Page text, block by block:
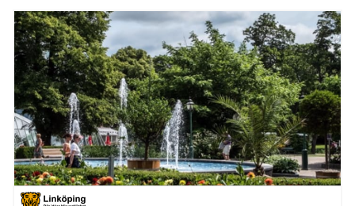
en längtan efter något man längtar tillbaka till. Till en
begripligare och mer lätthanterlig värld. Vilket världen
definitivt inte är och inte kommer att bli igen. Det fanns
säkert många som längtade tillbaka till en mer begriplig
värld när industrialiseringen ångade på för fullt under andra
halvan av artonhundratalet. Den andra, mer konkreta delen i
dessa partiers framgångar bygger på det faktum att
människor inte känner att de som de tidigare röstade på
levererar det de ska. Som en klok person sa till mig, att de
populistiska partierna är de enda idag som säger till sina